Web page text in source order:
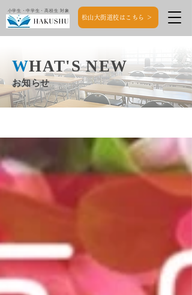
小学生・中学生・高校生 対象
松山大街道校はこちら ＞
WHAT'S NEW
お知らせ